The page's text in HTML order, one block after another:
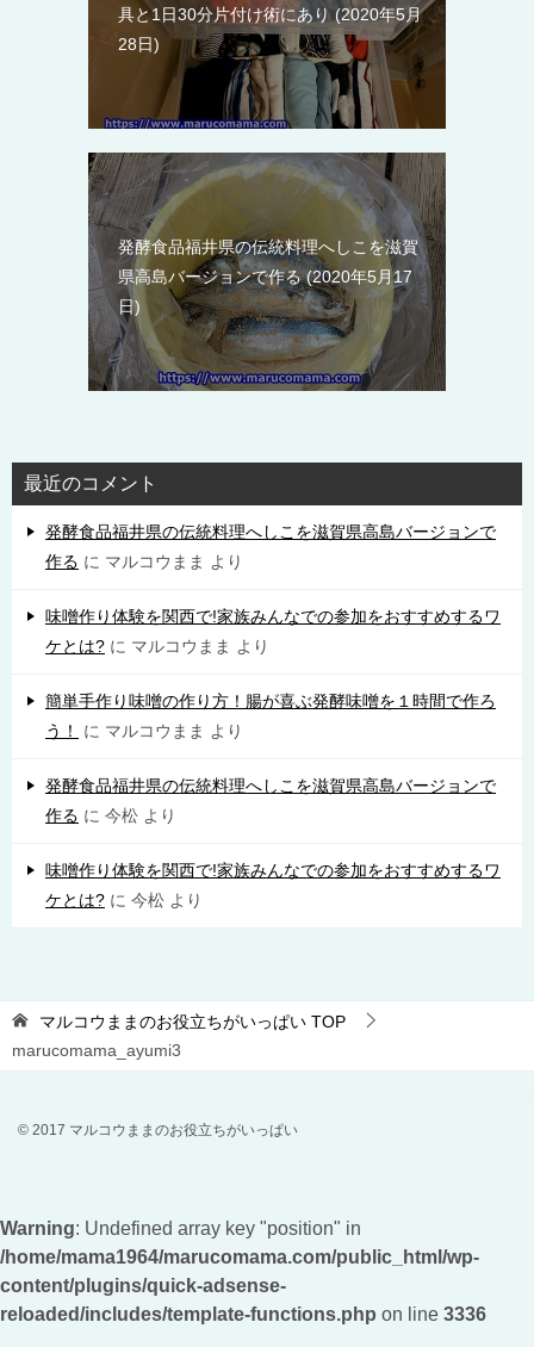
具と1日30分片付け術にあり 2020年5月
28日
発酵食品福井県の伝統料理へしこを滋賀
県高島バージョンで作る 2020年5月17
日
最近のコメント
発酵食品福井県の伝統料理へしこを滋賀県高島バージョンで
作る に マルコウまま より
味噌作り体験を関西で!家族みんなでの参加をおすすめするワ
ケとは? に マルコウまま より
簡単手作り味噌の作り方！腸が喜ぶ発酵味噌を１時間で作ろ
う！
に マルコウまま より
発酵食品福井県の伝統料理へしこを滋賀県高島バージョンで
作る に 今松 より
味噌作り体験を関西で!家族みんなでの参加をおすすめするワ
ケとは? に 今松 より
マルコウままのお役立ちがいっぱい TOP
marucomama_ayumi3
© 2017 マルコウままのお役立ちがいっぱい
Warning: Undefined array key "position" in
/home/mama1964/marucomama.com/public_html/wp-
content/plugins/quick-adsense-
reloaded/includes/template-functions.php on line 3336